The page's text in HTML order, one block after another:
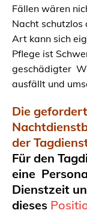
Fällen wären
Nacht
Art kann sich
Pflege ist
geschädigter
ausfällt und
Die
der
Für den
eine
Dienstzeit
dieses